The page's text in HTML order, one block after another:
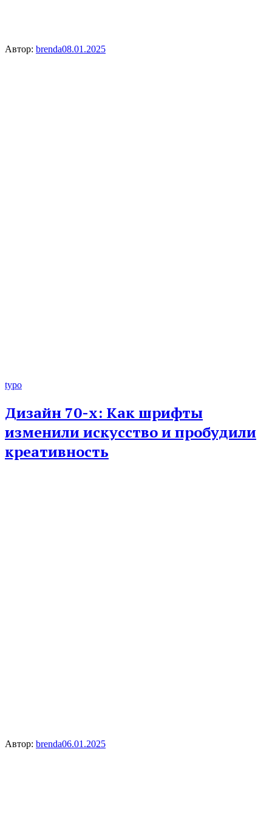
Автор: brenda08.01.2025
typo
Дизайн 70-х: Как шрифты
изменили искусство и пробудили
креативность
Автор: brenda06.01.2025